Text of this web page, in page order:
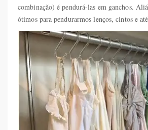
combinação) é pendurá-las em ganchos.
ótimos para pendurarmos lenços, cintos e